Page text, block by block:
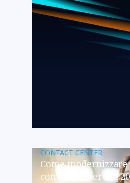
CONTACT CENTER
Come
contact center nel